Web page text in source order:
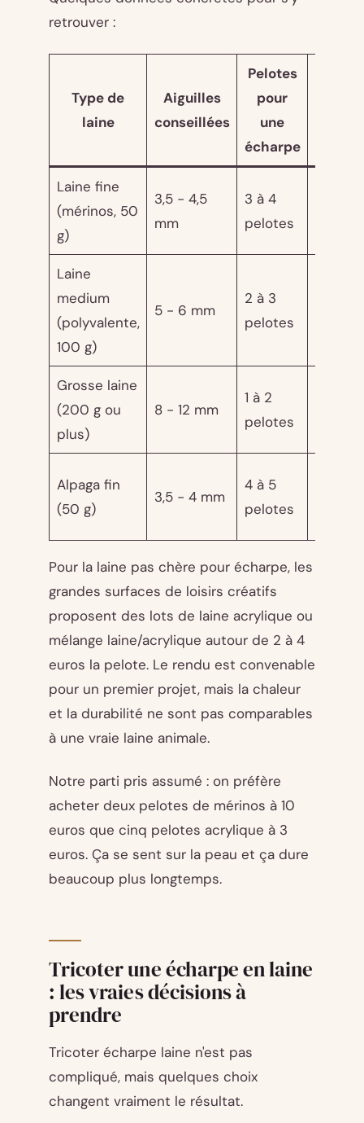
retrouver :
Type de
laine
Aiguilles
conseillées
Pelotes
pour
une
écharpe
Laine fine
(mérinos, 50
g)
3,5 - 4,5
mm
3 à 4
pelotes
Laine
medium
(polyvalente,
100 g)
5 - 6 mm
2 à 3
pelotes
Grosse laine
(200 g ou
plus)
8 - 12 mm
1 à 2
pelotes
Alpaga fin
(50 g)
3,5 - 4 mm
4 à 5
pelotes
Pour la laine pas chère pour écharpe, les
grandes surfaces de loisirs créatifs
proposent des lots de laine acrylique ou
mélange laine/acrylique autour de 2 à 4
euros la pelote. Le rendu est convenable
pour un premier projet, mais la chaleur
et la durabilité ne sont pas comparables
à une vraie laine animale.
Notre parti pris assumé : on préfère
acheter deux pelotes de mérinos à 10
euros que cinq pelotes acrylique à 3
euros. Ça se sent sur la peau et ça dure
beaucoup plus longtemps.
Tricoter une écharpe en laine
: les vraies décisions à
prendre
Tricoter écharpe laine n'est pas
compliqué, mais quelques choix
changent vraiment le résultat.